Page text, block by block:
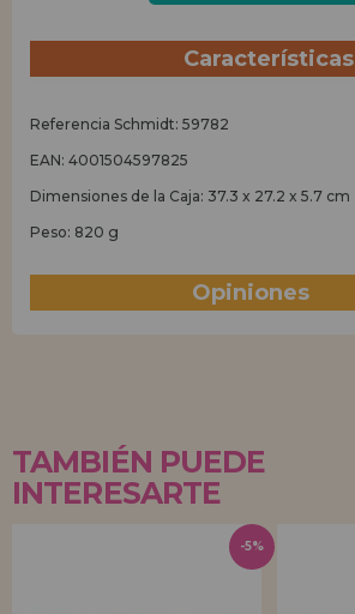
Características
Referencia Schmidt: 59782
EAN: 4001504597825
Dimensiones de la Caja: 37.3 x 27.2 x 5.7 cm
Peso: 820 g
Opiniones
TAMBIÉN PUEDE
INTERESARTE
-5%